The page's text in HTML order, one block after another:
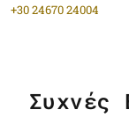
+30 24670 24004
Συχνές